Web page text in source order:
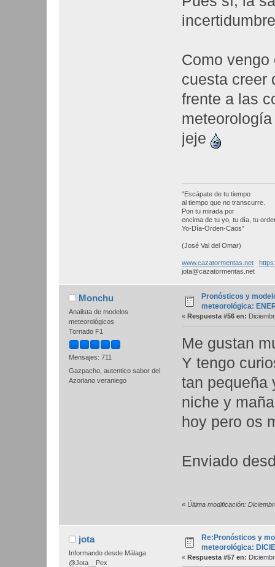
Como
cuesta creer
frente a las
jeje
"Escápate de tu tiempo
al tiempo que no transcurre.
Pon tu mirada por
encima de tu yo, tu día, tu
Yo-Día-Orden-Caos"
(José Val del Omar)
www.cazatormentas.net
jota@cazatormentas.net
Monchu
Analista de modelos
meteorológicos
Tornado F1
Mensajes: 711
Gazpacho, autentico sabor del
Azoriano veraniego
Pronósticos y
meteorológica:
« Respuesta #56 en:
Me gustan
Y tengo
tan pequeña
niche y
hoy pero os
Enviado
« Última modificación:
jota
Informando desde Málaga
@Jota__Pex
Re:Pronósticos y
meteorológica:
« Respuesta #57 en: